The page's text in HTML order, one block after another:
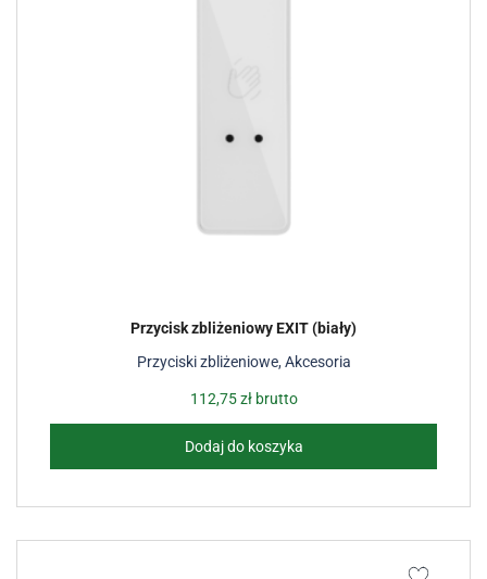
Przyciski zbliżeniowe,Akcesoria
Przycisk zbliżeniowy EXIT (biały)
112,75złbrutto
Dodaj do koszyka